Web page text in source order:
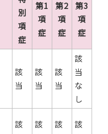
別
項
症
第1
項
症
第2
項
症
第3
項
症
該
当
該
当
該
当
該
当
な
し
該
該
該
該